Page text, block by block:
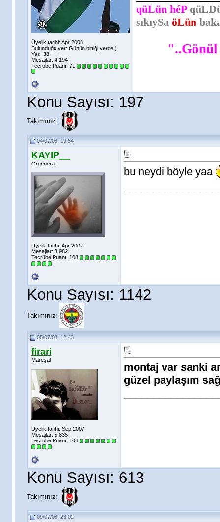
Üyelik tarihi: Apr 2008
Bulunduğu yer: Günün bittiği yerde;)
Yaş: 38
Mesajlar: 4.194
Tecrübe Puanı: 71
qüLün héP
sıkıySa öLün
Konu Sayısı: 197
Takımınız:
04/07/08, 19:54
KAYIP__
Orgeneral
Üyelik tarihi: Apr 2007
Mesajlar: 3.982
Tecrübe Puanı: 108
bu neydi böyle yaa
Konu Sayısı: 1142
Takımınız:
05/07/08, 12:43
firari
Mareşal
Üyelik tarihi: Sep 2007
Mesajlar: 5.835
Tecrübe Puanı: 106
montaj var sanki
güzel paylaşım
Konu Sayısı: 613
Takımınız:
09/07/08, 23:02